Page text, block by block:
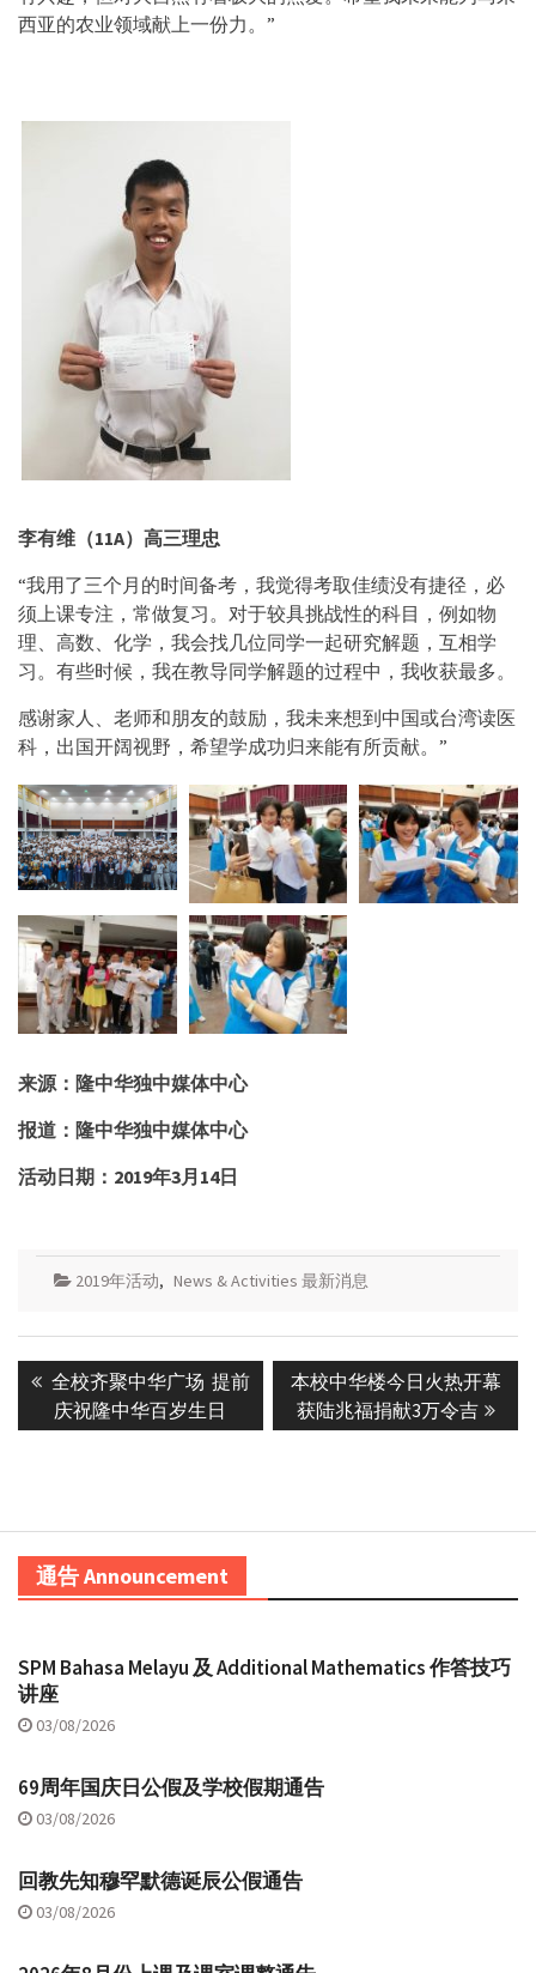
西亚的农业领域献上一份力。”
李有维（11A）高三理忠
“我用了三个月的时间备考，我觉得考取佳绩没有捷径，必
须上课专注，常做复习。对于较具挑战性的科目，例如物
理、高数、化学，我会找几位同学一起研究解题，互相学
习。有些时候，我在教导同学解题的过程中，我收获最多。
感谢家人、老师和朋友的鼓励，我未来想到中国或台湾读医
科，出国开阔视野，希望学成功归来能有所贡献。”
来源：隆中华独中媒体中心
报道：隆中华独中媒体中心
活动日期： 2019年3月 14日
2019年活动, News & Activities 最新消息
navigation
Previous
post:
全校齐聚中华广场 提前
庆祝隆中华百岁生日
Next
post:
本校中华楼今日火热开幕
获陆兆福捐献3万令吉
通告 Announcement
SPM Bahasa Melayu 及 Additional Mathematics 作答技巧
讲座
03/08/2026
69周年国庆日公假及学校假期通告
03/08/2026
回教先知穆罕默德诞辰公假通告
03/08/2026